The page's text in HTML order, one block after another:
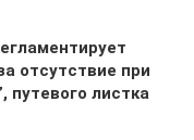
отсутствие при
путевого листка